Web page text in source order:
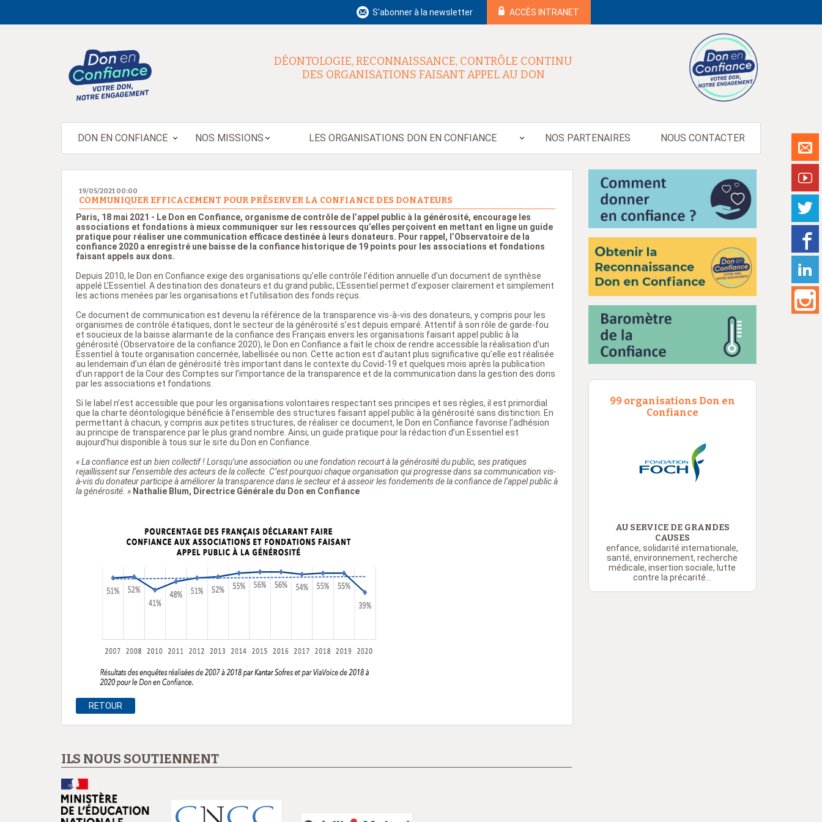
S'abonner à la newsletter ACCÈS INTRANET
DÉONTOLOGIE, RECONNAISSANCE, CONTRÔLE CONTINU
DES ORGANISATIONS FAISANT APPEL AU DON
DON EN CONFIANCE NOS MISSIONS LES ORGANISATIONS DON EN CONFIANCE NOS PARTENAIRES NOUS CONTACTER
19/05/2021 00:00
COMMUNIQUER EFFICACEMENT POUR PRÉSERVER LA CONFIANCE DES DONATEURS
Paris, 18 mai 2021 - Le Don en Confiance, organisme de contrôle de l’appel public à la générosité, encourage les
associations et fondations à mieux communiquer sur les ressources qu’elles perçoivent en mettant en ligne un guide
pratique pour réaliser une communication efficace destinée à leurs donateurs. Pour rappel, l’Observatoire de la
confiance 2020 a enregistré une baisse de la confiance historique de 19 points pour les associations et fondations
faisant appels aux dons.
Depuis 2010, le Don en Confiance exige des organisations qu’elle contrôle l’édition annuelle d’un document de synthèse
appelé L’Essentiel. A destination des donateurs et du grand public, L’Essentiel permet d’exposer clairement et simplement
les actions menées par les organisations et l’utilisation des fonds reçus.
Ce document de communication est devenu la référence de la transparence vis-à-vis des donateurs, y compris pour les
organismes de contrôle étatiques, dont le secteur de la générosité s’est depuis emparé. Attentif à son rôle de garde-fou
et soucieux de la baisse alarmante de la confiance des Français envers les organisations faisant appel public à la
générosité (Observatoire de la confiance 2020), le Don en Confiance a fait le choix de rendre accessible la réalisation d’un
Essentiel à toute organisation concernée, labellisée ou non. Cette action est d’autant plus significative qu’elle est réalisée
au lendemain d’un élan de générosité très important dans le contexte du Covid-19 et quelques mois après la publication
d’un rapport de la Cour des Comptes sur l’importance de la transparence et de la communication dans la gestion des dons
par les associations et fondations.
Si le label n’est accessible que pour les organisations volontaires respectant ses principes et ses règles, il est primordial
que la charte déontologique bénéficie à l’ensemble des structures faisant appel public à la générosité sans distinction. En
permettant à chacun, y compris aux petites structures, de réaliser ce document, le Don en Confiance favorise l’adhésion
au principe de transparence par le plus grand nombre. Ainsi, un guide pratique pour la rédaction d’un Essentiel est
aujourd’hui disponible à tous sur le site du Don en Confiance.
« La confiance est un bien collectif ! Lorsqu’une association ou une fondation recourt à la générosité du public, ses pratiques
rejaillissent sur l’ensemble des acteurs de la collecte. C’est pourquoi chaque organisation qui progresse dans sa communication vis-
à-vis du donateur participe à améliorer la transparence dans le secteur et à asseoir les fondements de la confiance de l’appel public à
la générosité. » Nathalie Blum, Directrice Générale du Don en Confiance
RETOUR
99 organisations Don en
Confiance
AU SERVICE DE GRANDES
CAUSES
enfance, solidarité internationale,
santé, environnement, recherche
médicale, insertion sociale, lutte
contre la précarité...
ILS NOUS SOUTIENNENT